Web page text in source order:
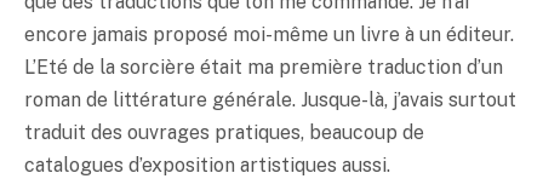
encore jamais proposé moi-même un livre à un éditeur.
L’Eté de la sorcière était ma première traduction d’un
roman de littérature générale. Jusque-là, j’avais surtout
traduit des ouvrages pratiques, beaucoup de
catalogues d’exposition artistiques aussi.